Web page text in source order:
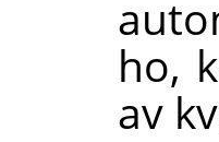
ho,
av